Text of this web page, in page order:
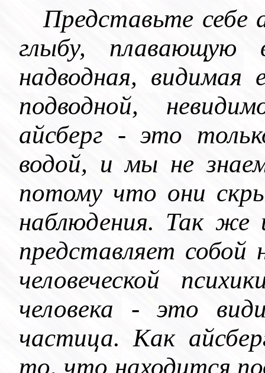
Представьте себе
глыбу, плавающую
надводная, видимая
подводной,
айсберг - это
водой, и мы не
потому что они
наблюдения. Так же
представляет
человеческой
человека - это
частица. Как
то, что находится